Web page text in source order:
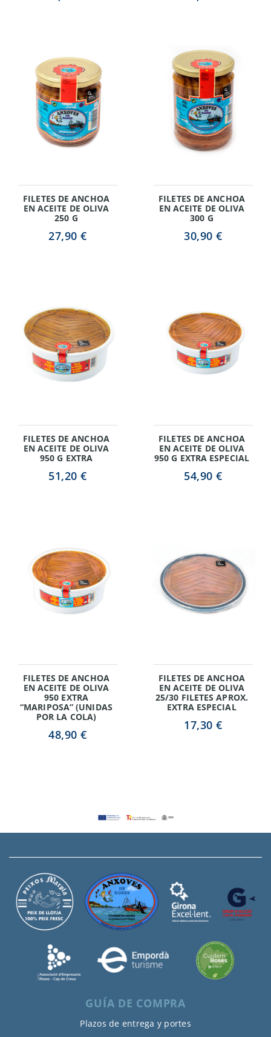
FILETES DE ANCHOA
EN ACEITE DE OLIVA
250 G
27,90 €
FILETES DE ANCHOA
EN ACEITE DE OLIVA
300 G
30,90 €
FILETES DE ANCHOA
EN ACEITE DE OLIVA
950 G EXTRA
51,20 €
FILETES DE ANCHOA
EN ACEITE DE OLIVA
950 G EXTRA ESPECIAL
54,90 €
FILETES DE ANCHOA
EN ACEITE DE OLIVA
950 EXTRA
“MARIPOSA” (UNIDAS
POR LA COLA)
48,90 €
FILETES DE ANCHOA
EN ACEITE DE OLIVA
25/30 FILETES APROX.
EXTRA ESPECIAL
17,30 €
GUÍA DE COMPRA
Plazos de entrega y portes